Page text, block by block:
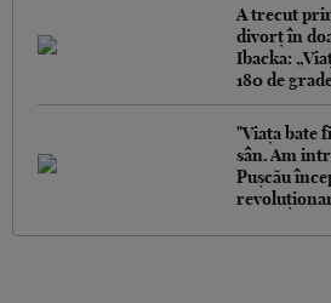
A trecut
divorț în
Ibacka:
180 de
"Viața bate
sân. Am
Pușcău